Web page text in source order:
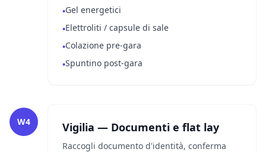
•Gel energetici
•Elettroliti / capsule di sale
•Colazione pre-gara
•Spuntino post-gara
W4 Vigilia — Documenti e flat lay
Raccogli documento d'identità, conferma